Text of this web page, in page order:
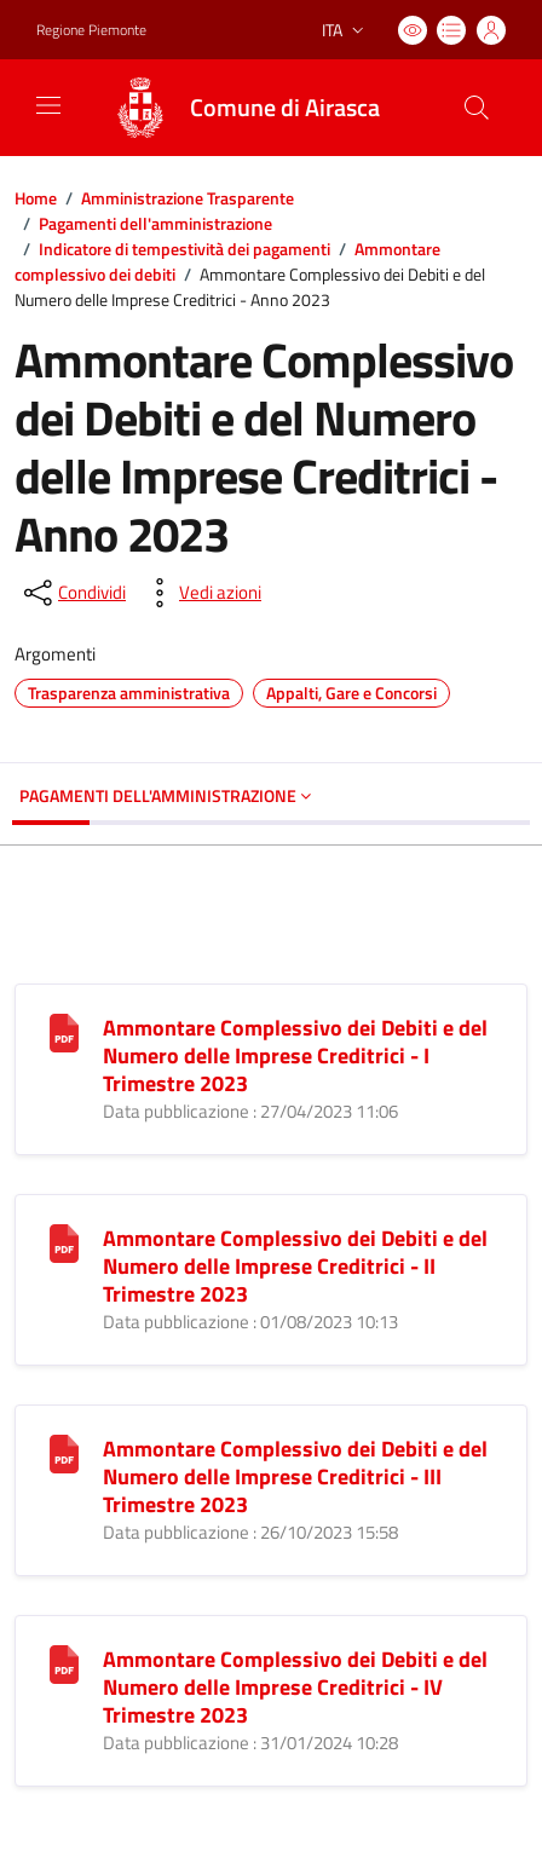
Regione Piemonte Lingua attiva:
ITA
Comune di Airasca
Home / Amministrazione Trasparente
/ Pagamenti dell'amministrazione
/ Indicatore di tempestività dei pagamenti / Ammontare
complessivo dei debiti / Ammontare Complessivo dei Debiti e del
Numero delle Imprese Creditrici - Anno 2023
Ammontare Complessivo
dei Debiti e del Numero
delle Imprese Creditrici -
Anno 2023
Condividi Vedi azioni
Argomenti
Trasparenza amministrativa Appalti, Gare e Concorsi
PAGAMENTI DELL'AMMINISTRAZIONE
Ammontare Complessivo dei Debiti e del
Numero delle Imprese Creditrici - I
Trimestre 2023
Data pubblicazione : 27/04/2023 11:06
Ammontare Complessivo dei Debiti e del
Numero delle Imprese Creditrici - II
Trimestre 2023
Data pubblicazione : 01/08/2023 10:13
Ammontare Complessivo dei Debiti e del
Numero delle Imprese Creditrici - III
Trimestre 2023
Data pubblicazione : 26/10/2023 15:58
Ammontare Complessivo dei Debiti e del
Numero delle Imprese Creditrici - IV
Trimestre 2023
Data pubblicazione : 31/01/2024 10:28